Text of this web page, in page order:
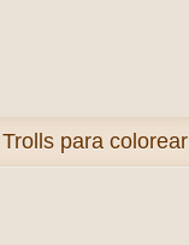
Trolls para colorear